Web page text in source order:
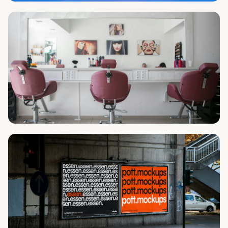
Надежда Адамова
Психолог, финансист
Тариф ПРОФИ
Екатерина Ярцева
Специалист нейрографики
Тариф ПРОФИ